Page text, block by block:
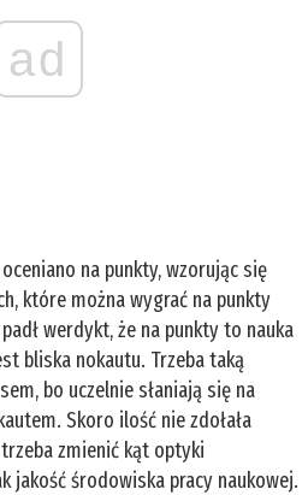
ad
na punkty, wzorując się
które można wygrać na punkty
werdykt, że na punkty to nauka
bliska nokautu. Trzeba taką
bo uczelnie słaniają się na
Skoro ilość nie zdołała
zmienić kąt optyki
jakość środowiska pracy naukowej.